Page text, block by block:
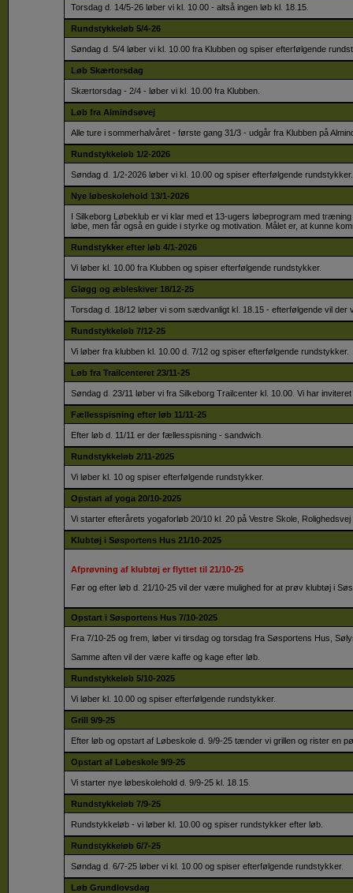
Torsdag d. 14/5-26 løber vi kl. 10.00 - altså ingen løb kl. 18.15.
Rundstykkeløb 5/4-26
Søndag d. 5/4 løber vi kl. 10.00 fra Klubben og spiser efterfølgende
Løb Skærtorsdag
Skærtorsdag - 2/4 - løber vi kl. 10.00 fra Klubben.
Løb fra Almindsøvej
Alle ture i sommerhalvåret - første gang 31/3 - udgår fra Klubben på
Rundstykkeløb 1/2-2026
Søndag d. 1/2-2026 løber vi kl. 10.00 og spiser efterfølgende rundstykker.
Nye løbeskolehold 13/1-2026
I Silkeborg Løbeklub er vi klar med et 13-ugers løbeprogram med
løbe, men får også en guide i styrke og motivation. Målet er, at kunne
Rundstykker efter løb 4/1-2026
Vi løber kl. 10.00 fra Klubben og spiser efterfølgende rundstykker.
Gløgg og æbleskiver 18/12-25
Torsdag d. 18/12 løber vi som sædvanligt kl. 18.15 - efterfølgende vil
Rundstykkeløb 7/12-25
Vi løber fra klubben kl. 10.00 d. 7/12 og spiser efterfølgende rundstykker.
Løb fra Trailcenteret 23/11-25
Søndag d. 23/11 løber vi fra Silkeborg Trailcenter kl. 10.00. Vi har
Fællesspisning efter løb 11/11-25
Efter løb d. 11/11 er der fællesspisning - sandwich.
Rundstykkeløb 2/11-2025
Vi løber kl. 10 og spiser efterfølgende rundstykker.
Opstart af yoga 20/10-2025
Vi starter efterårets yogaforløb 20/10 kl. 20 på Vestre Skole, Rolighedsvej
Klubtøj i Søsportens Hus 21/10-2025
Afprøvning af klubtøj er flyttet til 21/10-25
Før og efter løb d. 21/10-25 vil der være mulighed for at prøv klubtøj i
Opstart i Søsportens Hus 7/10-2025
Fra 7/10-25 og frem, løber vi tirsdag og torsdag fra Søsportens Hus,
Samme aften vil der være kaffe og kage efter løb.
Rundstykkeløb 5/10-2025
Vi løber kl. 10.00 og spiser efterfølgende rundstykker.
Grill 9/9-25
Efter løb og opstart af Løbeskole d. 9/9-25 tænder vi grillen og rister en
Opstart af Løbeskole 9/9-25
Vi starter nye løbeskolehold d. 9/9-25 kl. 18.15.
Rundstykkeløb 7/9-25
Rundstykkeløb - vi løber kl. 10.00 og spiser rundstykker efter løb.
Rundstykkeløb 6/7-25
Søndag d. 6/7-25 løber vi kl. 10.00 og spiser efterfølgende rundstykker.
Løb Grundlovsdag